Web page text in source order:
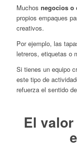
Muchos negocios o
propios empaques
creativos.
Por ejemplo, las
letreros, etiquetas o
Si tienes un equipo
este tipo de
refuerza el sentido
El